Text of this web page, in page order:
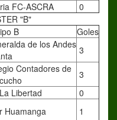
FC-ASCRA
0
"B"
B
Goles
de los Andes 3
Contadores de
3
Libertad
0
Huamanga
1